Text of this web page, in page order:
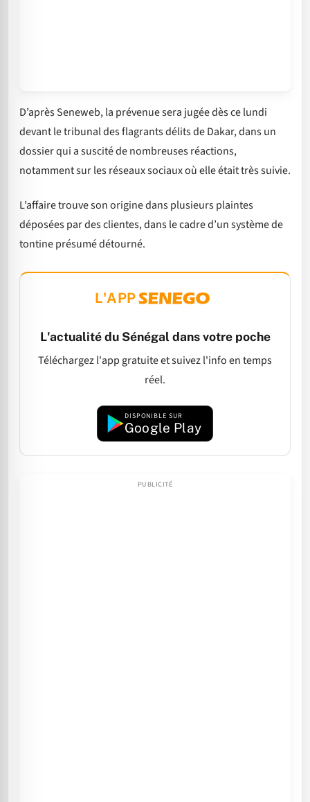
D’après Seneweb, la prévenue sera jugée dès ce lundi
devant le tribunal des flagrants délits de Dakar, dans un
dossier qui a suscité de nombreuses réactions,
notamment sur les réseaux sociaux où elle était très suivie.
L’affaire trouve son origine dans plusieurs plaintes
déposées par des clientes, dans le cadre d’un système de
tontine présumé détourné.
L'APP
L'actualité du Sénégal dans votre poche
Téléchargez l'app gratuite et suivez l'info en temps
réel.
DISPONIBLE SUR
Google Play